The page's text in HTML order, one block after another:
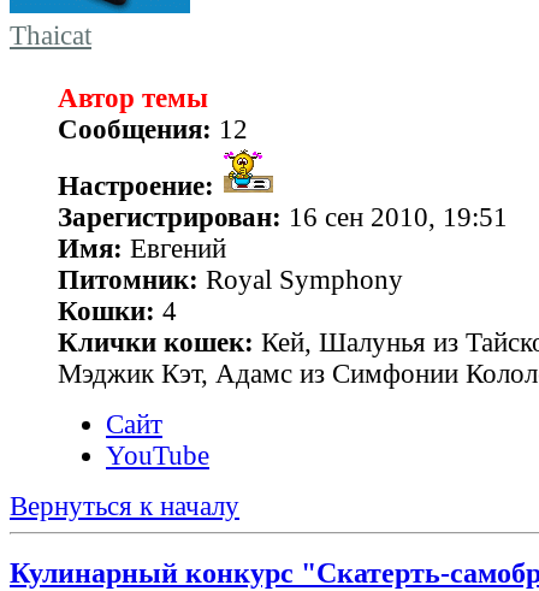
Thaicat
Автор темы
Сообщения: 12
Настроение:
Зарегистрирован: 16 сен 2010, 19:51
Имя: Евгений
Питомник: Royal Symphony
Кошки: 4
Клички кошек: Кей, Шалунья из
Мэджик Кэт, Адамс из Симфонии
Сайт
YouTube
Вернуться к началу
Кулинарный конкурс "Скатерть-